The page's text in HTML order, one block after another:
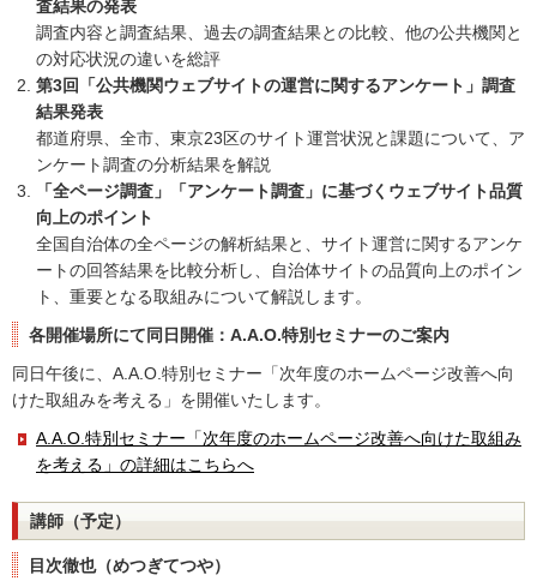
査結果の発表
調査内容と調査結果、過去の調査結果との比較、他の公共機関と
の対応状況の違いを総評
第3回「公共機関ウェブサイトの運営に関するアンケート」調査
結果発表
都道府県、全市、東京23区のサイト運営状況と課題について、ア
ンケート調査の分析結果を解説
「全ページ調査」「アンケート調査」に基づくウェブサイト品質
向上のポイント
全国自治体の全ページの解析結果と、サイト運営に関するアンケ
ートの回答結果を比較分析し、自治体サイトの品質向上のポイン
ト、重要となる取組みについて解説します。
各開催場所にて同日開催：A.A.O.特別セミナーのご案内
同日午後に、A.A.O.特別セミナー「次年度のホームページ改善へ向
けた取組みを考える」を開催いたします。
A.A.O.特別セミナー「次年度のホームページ改善へ向けた取組み
を考える」の詳細はこちらへ
講師（予定）
目次徹也（めつぎてつや）